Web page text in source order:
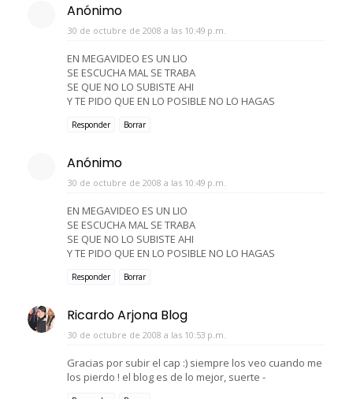
Anónimo
30 de octubre de 2008 a las 10:49 p.m.
EN MEGAVIDEO ES UN LIO
SE ESCUCHA MAL SE TRABA
SE QUE NO LO SUBISTE AHI
Y TE PIDO QUE EN LO POSIBLE NO LO HAGAS
Responder Borrar
Anónimo
30 de octubre de 2008 a las 10:49 p.m.
EN MEGAVIDEO ES UN LIO
SE ESCUCHA MAL SE TRABA
SE QUE NO LO SUBISTE AHI
Y TE PIDO QUE EN LO POSIBLE NO LO HAGAS
Responder Borrar
Ricardo Arjona Blog
30 de octubre de 2008 a las 10:53 p.m.
Gracias por subir el cap :) siempre los veo cuando me
los pierdo ! el blog es de lo mejor, suerte -